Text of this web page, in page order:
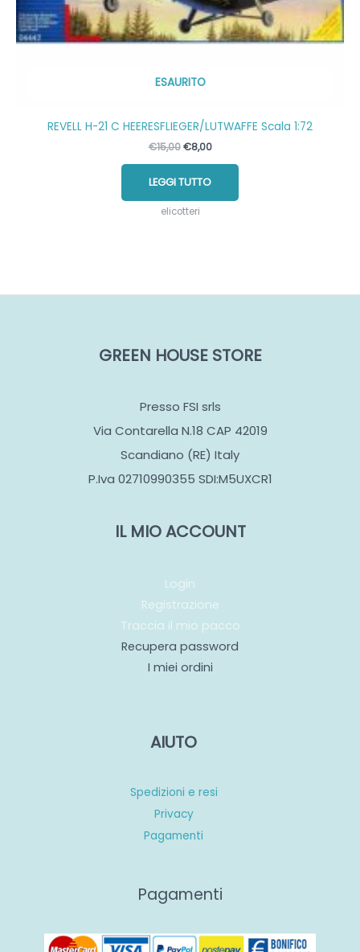
ESAURITO
REVELL H-21 C HEERESFLIEGER/LUTWAFFE Scala 1:72
€15,00 Il
era:
€8,00Il
attuale
è:
€8,00.
LEGGI TUTTO
elicotteri
GREEN HOUSE STORE
Presso FSI srls
Via Contarella N.18 CAP 42019
Scandiano (RE) Italy
P.Iva 02710990355 SDI:M5UXCR1
IL MIO ACCOUNT
Login
Registrazione
Traccia il mio pacco
Recupera password
I miei ordini
AIUTO
Spedizioni e resi
Privacy
Pagamenti
Pagamenti